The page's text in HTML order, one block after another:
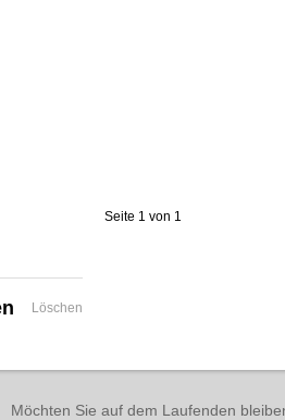
Seite 1 von 1
Löschen
Möchten Sie auf dem Laufenden